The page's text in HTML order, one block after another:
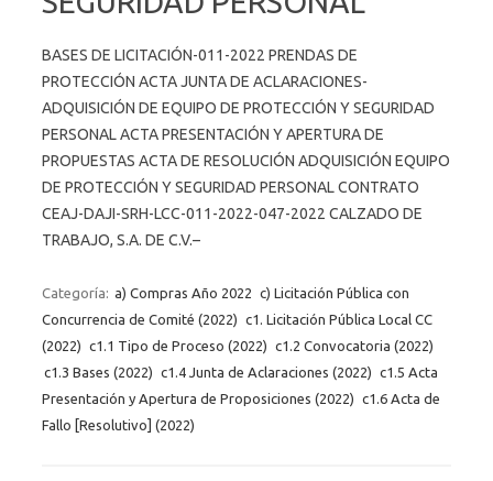
BASES DE LICITACIÓN-011-2022 PRENDAS DE
PROTECCIÓN ACTA JUNTA DE ACLARACIONES-
ADQUISICIÓN DE EQUIPO DE PROTECCIÓN Y SEGURIDAD
PERSONAL ACTA PRESENTACIÓN Y APERTURA DE
PROPUESTAS ACTA DE RESOLUCIÓN ADQUISICIÓN EQUIPO
DE PROTECCIÓN Y SEGURIDAD PERSONAL CONTRATO
CEAJ-DAJI-SRH-LCC-011-2022-047-2022 CALZADO DE
TRABAJO, S.A. DE C.V.–
Categoría: a) Compras Año 2022 c) Licitación Pública con
Concurrencia de Comité (2022) c1. Licitación Pública Local CC
(2022) c1.1 Tipo de Proceso (2022) c1.2 Convocatoria (2022)
c1.3 Bases (2022) c1.4 Junta de Aclaraciones (2022) c1.5 Acta
Presentación y Apertura de Proposiciones (2022) c1.6 Acta de
Fallo [Resolutivo] (2022)